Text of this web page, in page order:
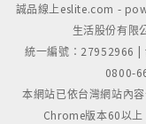
誠品線上eslite.com -
生活股份有
統一編號：27952966 |
0800-
本網站已依台灣網站內
Chrome版本60以